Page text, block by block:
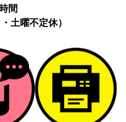
間
土曜不定休）